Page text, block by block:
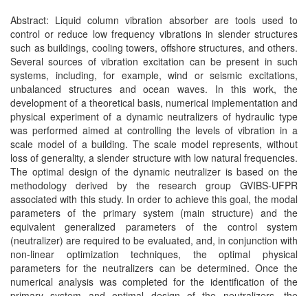
Abstract: Liquid column vibration absorber are tools used to
control or reduce low frequency vibrations in slender structures
such as buildings, cooling towers, offshore structures, and others.
Several sources of vibration excitation can be present in such
systems, including, for example, wind or seismic excitations,
unbalanced structures and ocean waves. In this work, the
development of a theoretical basis, numerical implementation and
physical experiment of a dynamic neutralizers of hydraulic type
was performed aimed at controlling the levels of vibration in a
scale model of a building. The scale model represents, without
loss of generality, a slender structure with low natural frequencies.
The optimal design of the dynamic neutralizer is based on the
methodology derived by the research group GVIBS-UFPR
associated with this study. In order to achieve this goal, the modal
parameters of the primary system (main structure) and the
equivalent generalized parameters of the control system
(neutralizer) are required to be evaluated, and, in conjunction with
non-linear optimization techniques, the optimal physical
parameters for the neutralizers can be determined. Once the
numerical analysis was completed for the identification of the